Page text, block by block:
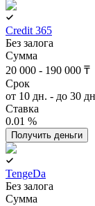
Credit 365
Без залога
Сумма
20 000 - 190 000 ₸
Срок
от 10 дн. - до 30
Ставка
0.01 %
Получить деньги
TengeDa
Без залога
Сумма